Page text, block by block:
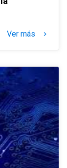
Ver más keyboard_arrow_right